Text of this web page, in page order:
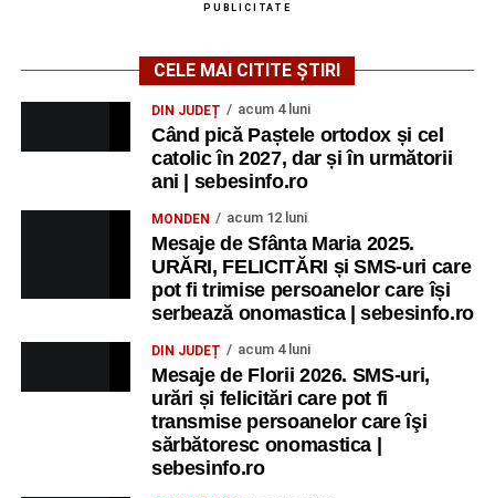
PUBLICITATE
CELE MAI CITITE ȘTIRI
DIN JUDEȚ acum 4 luni
Când pică Paștele ortodox și cel
catolic în 2027, dar și în următorii
ani | sebesinfo.ro
MONDEN acum 12 luni
Mesaje de Sfânta Maria 2025.
URĂRI, FELICITĂRI și SMS-uri care
pot fi trimise persoanelor care își
serbează onomastica | sebesinfo.ro
DIN JUDEȚ acum 4 luni
Mesaje de Florii 2026. SMS-uri,
urări și felicitări care pot fi
transmise persoanelor care îşi
sărbătoresc onomastica |
sebesinfo.ro